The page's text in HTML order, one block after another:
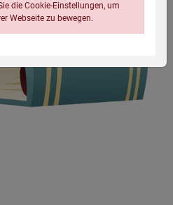
die Cookie-Einstellungen, um
Webseite zu bewegen.